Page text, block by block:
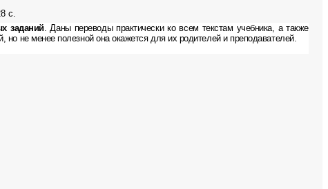
с.
заданий. Даны переводы практически ко всем текстам учебника, а также
не менее полезной она окажется для их родителей и преподавателей.